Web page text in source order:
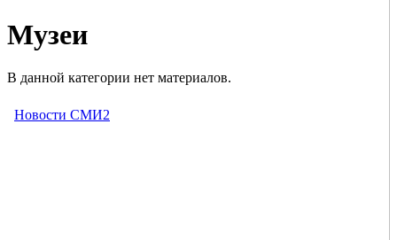
Музеи
В данной категории нет материалов.